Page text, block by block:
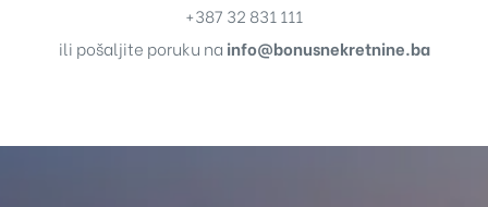
+387 32 831 111
ili pošaljite poruku na info@bonusnekretnine.ba